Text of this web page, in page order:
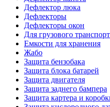
Дефлектор люка
Дефлекторы
Дефлекторы окон
Для грузового
Емкости для хранения
Жабо
Защита бензобака
Защита блока батарей
Защита двигателя
Защита заднего бампера
Защита картера и